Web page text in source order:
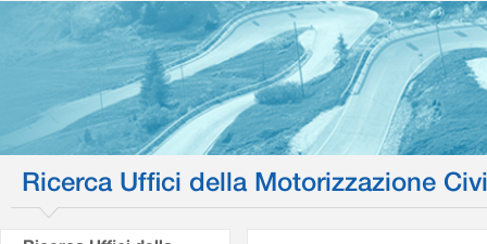
Ricerca Uffici della Motorizzazione